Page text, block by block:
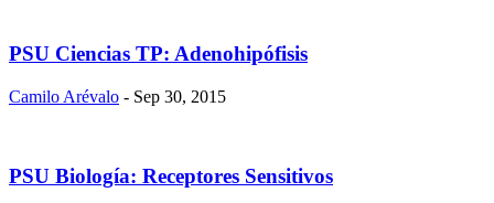
PSU Ciencias TP: Adenohipófisis
Camilo Arévalo - Sep 30, 2015
PSU Biología: Receptores Sensitivos